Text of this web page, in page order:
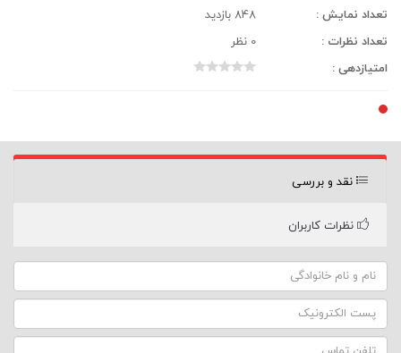
تعداد نمایش :
848 بازدید
تعداد نظرات :
0 نظر
امتیازدهی :
نقد و بررسی
نظرات کاربران